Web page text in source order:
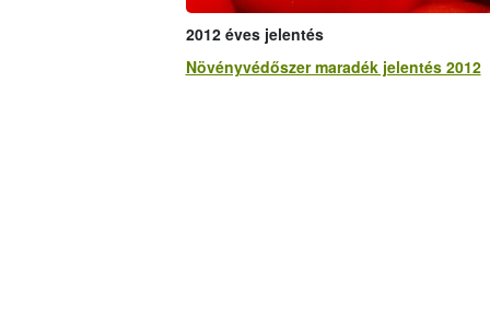
2012 éves jelentés
Növényvédőszer maradék jelentés 2012